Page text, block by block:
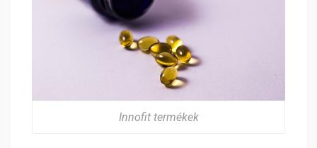
Innofit termékek